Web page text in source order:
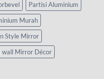
Partisi Aluminium
Murah
Style Mirror
wall Mirror Décor